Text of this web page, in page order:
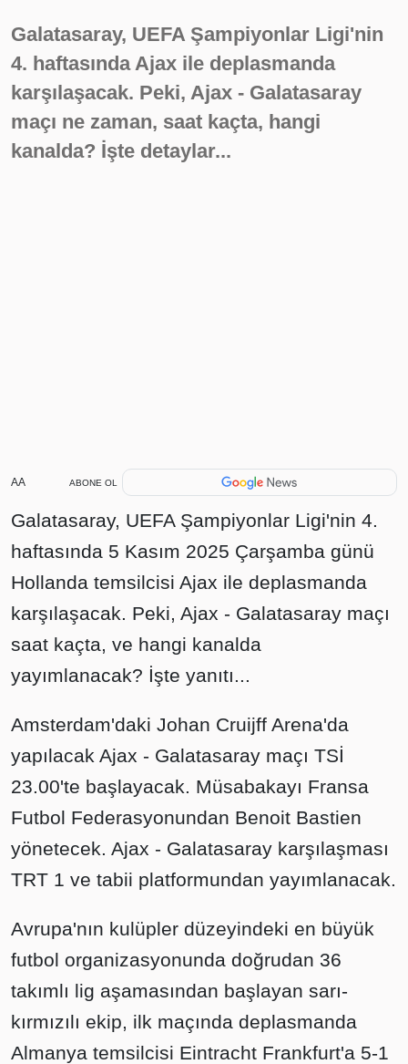
Galatasaray, UEFA Şampiyonlar Ligi'nin
4. haftasında Ajax ile deplasmanda
karşılaşacak. Peki, Ajax - Galatasaray
maçı ne zaman, saat kaçta, hangi
kanalda? İşte detaylar...
AA ABONE OL
Galatasaray, UEFA Şampiyonlar Ligi'nin 4.
haftasında 5 Kasım 2025 Çarşamba günü
Hollanda temsilcisi Ajax ile deplasmanda
karşılaşacak. Peki, Ajax - Galatasaray maçı
saat kaçta, ve hangi kanalda
yayımlanacak? İşte yanıtı...
Amsterdam'daki Johan Cruijff Arena'da
yapılacak Ajax - Galatasaray maçı TSİ
23.00'te başlayacak. Müsabakayı Fransa
Futbol Federasyonundan Benoit Bastien
yönetecek. Ajax - Galatasaray karşılaşması
TRT 1 ve tabii platformundan yayımlanacak.
Avrupa'nın kulüpler düzeyindeki en büyük
futbol organizasyonunda doğrudan 36
takımlı lig aşamasından başlayan sarı-
kırmızılı ekip, ilk maçında deplasmanda
Almanya temsilcisi Eintracht Frankfurt'a 5-1